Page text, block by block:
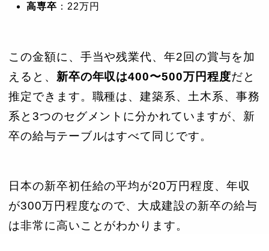
高専卒 ：22万円
この金額に、手当や残業代、年2回の賞与を加
えると、 新卒の年収は400〜500万円程度だと
推定できます。職種は、建築系、土木系、事務
系と3つのセグメントに分かれていますが、新
卒の給与テーブルはすべて同じです。
日本の新卒初任給の平均が20万円程度、年収
が300万円程度なので、大成建設の新卒の給与
は非常に高いことがわかります。